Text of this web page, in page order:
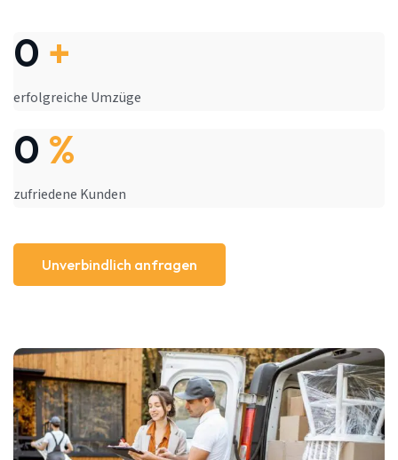
0 +
erfolgreiche Umzüge
0 %
zufriedene Kunden
Unverbindlich anfragen